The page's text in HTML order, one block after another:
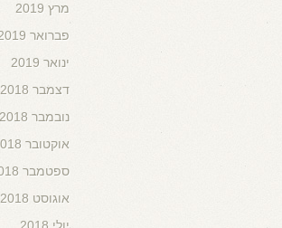
מרץ 2019
פברואר 2019
ינואר 2019
דצמבר 2018
נובמבר 2018
אוקטובר 2018
ספטמבר 2018
אוגוסט 2018